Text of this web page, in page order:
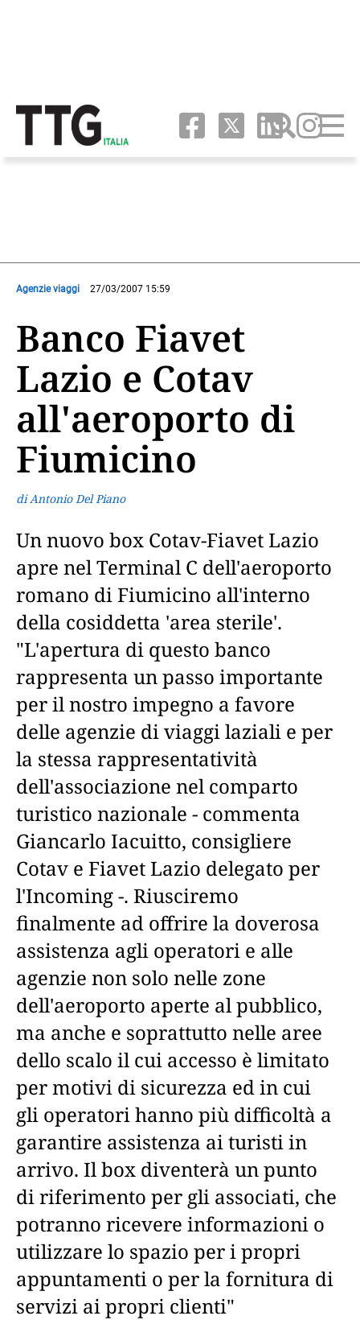
Agenzie viaggi 27/03/2007 15:59
Banco Fiavet
Lazio e Cotav
all'aeroporto di
Fiumicino
di Antonio Del Piano
Un nuovo box Cotav-Fiavet Lazio
apre nel Terminal C dell'aeroporto
romano di Fiumicino all'interno
della cosiddetta 'area sterile'.
"L'apertura di questo banco
rappresenta un passo importante
per il nostro impegno a favore
delle agenzie di viaggi laziali e per
la stessa rappresentatività
dell'associazione nel comparto
turistico nazionale - commenta
Giancarlo Iacuitto, consigliere
Cotav e Fiavet Lazio delegato per
l'Incoming -. Riusciremo
finalmente ad offrire la doverosa
assistenza agli operatori e alle
agenzie non solo nelle zone
dell'aeroporto aperte al pubblico,
ma anche e soprattutto nelle aree
dello scalo il cui accesso è limitato
per motivi di sicurezza ed in cui
gli operatori hanno più difficoltà a
garantire assistenza ai turisti in
arrivo. Il box diventerà un punto
di riferimento per gli associati, che
potranno ricevere informazioni o
utilizzare lo spazio per i propri
appuntamenti o per la fornitura di
servizi ai propri clienti"